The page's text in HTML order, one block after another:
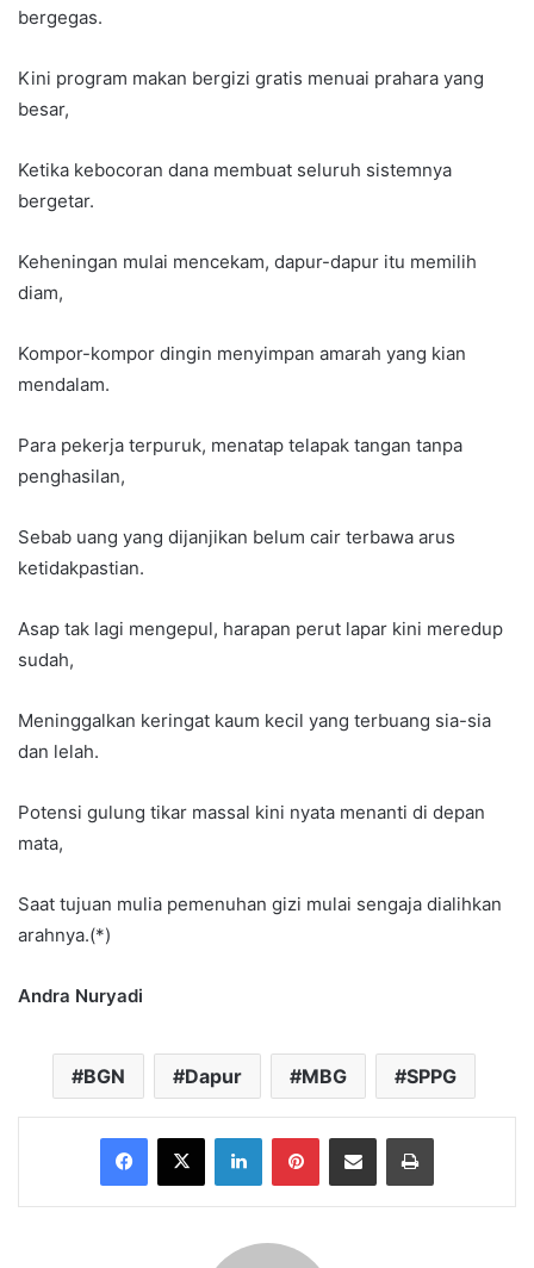
bergegas.
Kini program makan bergizi gratis menuai prahara yang
besar,
Ketika kebocoran dana membuat seluruh sistemnya
bergetar.
Keheningan mulai mencekam, dapur-dapur itu memilih
diam,
Kompor-kompor dingin menyimpan amarah yang kian
mendalam.
Para pekerja terpuruk, menatap telapak tangan tanpa
penghasilan,
Sebab uang yang dijanjikan belum cair terbawa arus
ketidakpastian.
Asap tak lagi mengepul, harapan perut lapar kini meredup
sudah,
Meninggalkan keringat kaum kecil yang terbuang sia-sia
dan lelah.
Potensi gulung tikar massal kini nyata menanti di depan
mata,
Saat tujuan mulia pemenuhan gizi mulai sengaja dialihkan
arahnya.(*)
Andra Nuryadi
BGN Dapur MBG SPPG
Facebook
X LinkedInPinterestShare via Email Print